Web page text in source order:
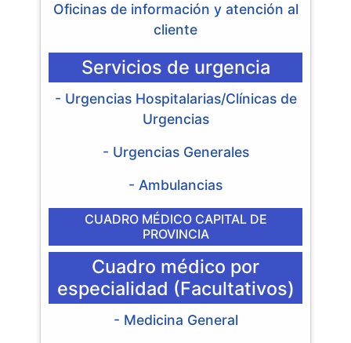
Oficinas de información y atención al
cliente
Servicios de urgencia
- Urgencias Hospitalarias/Clínicas de
Urgencias
- Urgencias Generales
- Ambulancias
CUADRO MÉDICO CAPITAL DE
PROVINCIA
Cuadro médico por
especialidad (Facultativos)
- Medicina General